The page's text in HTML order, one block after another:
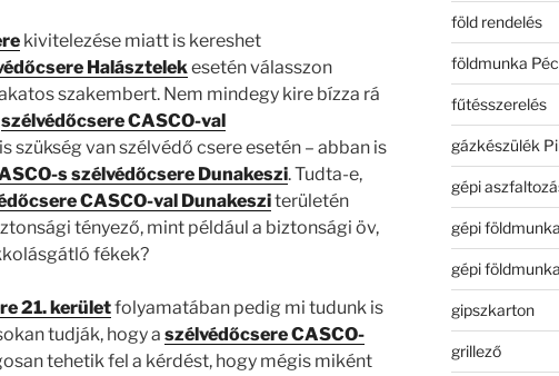
kivitelezése miatt is kereshet
Halásztelekesetén válasszon
szakembert. Nem mindegy kire bízza rá
szélvédőcsere CASCO-val
szükség van szélvédő csere esetén – abban is
s szélvédőcsere Dunakeszi. Tudta-e,
CASCO-val Dunakesziterületén
tényező, mint például a biztonsági öv,
fékek?
21. kerületfolyamatában pedig mi tudunk is
tudják, hogy a szélvédőcsere CASCO-
tehetik fel a kérdést, hogy mégis miként
föld rendelés
földmunka
fűtésszerelés
gázkészülék
gépi
gépi földmunka
gépi
gipszkarton
grillező